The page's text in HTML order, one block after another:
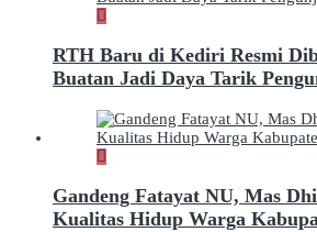
RTH Baru di Kediri Resmi
Buatan Jadi Daya Tarik
Gandeng Fatayat NU, Mas
Kualitas Hidup Warga